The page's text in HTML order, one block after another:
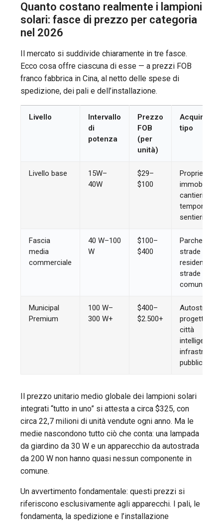
Quanto costano realmente i lampioni
solari: fasce di prezzo per categoria
nel 2026
Il mercato si suddivide chiaramente in tre fasce.
Ecco cosa offre ciascuna di esse — a prezzi FOB
franco fabbrica in Cina, al netto delle spese di
spedizione, dei pali e dell’installazione.
Livello
Intervallo
di
potenza
Prezzo
FOB
(per
unità)
Acquirente
tipo
Livello base
15W–
40W
$29–
$100
Proprietari di
immobili,
cantieri
temporanei,
sentieri rurali
Fascia
media
commerciale
40 W–100
W
$100–
$400
Parcheggi,
strade
residenziali,
strade
comunitarie
Municipal
Premium
100 W–
300 W+
$400–
$2.500+
Autostrade,
progetti di
città
intelligenti,
infrastrutture
pubbliche
Il prezzo unitario medio globale dei lampioni solari
integrati “tutto in uno” si attesta a circa $325, con
circa 22,7 milioni di unità vendute ogni anno. Ma le
medie nascondono tutto ciò che conta: una lampada
da giardino da 30 W e un apparecchio da autostrada
da 200 W non hanno quasi nessun componente in
comune.
Un avvertimento fondamentale: questi prezzi si
riferiscono esclusivamente agli apparecchi. I pali, le
fondamenta, la spedizione e l’installazione